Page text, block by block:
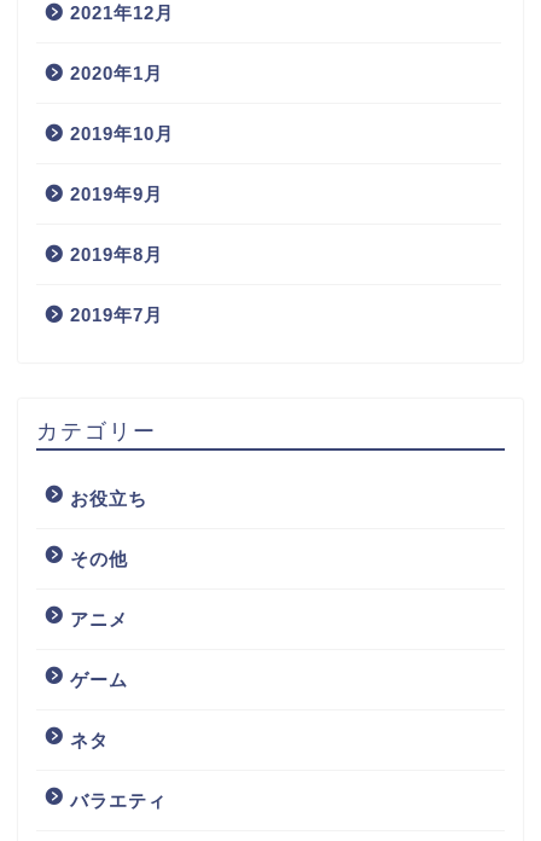
2021年12月
2020年1月
2019年10月
2019年9月
2019年8月
2019年7月
カテゴリー
お役立ち
その他
アニメ
ゲーム
ネタ
バラエティ